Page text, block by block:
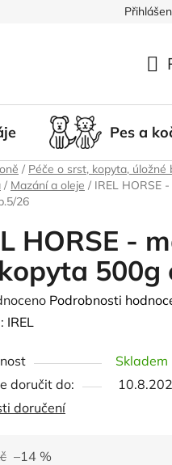
Doprava a platba
Pes a
/ Péče o srst, kopyta, úložné
/ Mazání a oleje / IREL HORSE
26
HORSE -
500g
Podrobnosti
IREL
Skladem
doručit do:
doručení
–14 %